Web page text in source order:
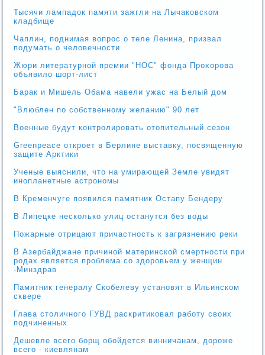
Тысячи лампадок памяти зажгли на Лычаковском
кладбище
Чаплин, поднимая вопрос о теле Ленина, призвал
подумать о человечности
Жюри литературной премии "НОС" фонда Прохорова
объявило шорт-лист
Барак и Мишель Обама навели ужас на Белый дом
"Влюблен по собственному желанию" 90 лет
Военные будут контролировать отопительный сезон
Greenpeace откроет в Берлине выставку, посвященную
защите Арктики
Ученые выяснили, что на умирающей Земле увидят
инопланетные астрономы
В Кременчуге появился памятник Остапу Бендеру
В Липецке несколько улиц останутся без воды
Пожарные отрицают причастность к загрязнению реки
В Азербайджане причиной материнской смертности при
родах является проблема со здоровьем у женщин
-Минздрав
Памятник генералу Скобелеву установят в Ильинском
сквере
Глава столичного ГУВД раскритиковал работу своих
подчиненных
Дешевле всего борщ обойдется винничанам, дороже
всего - киевлянам